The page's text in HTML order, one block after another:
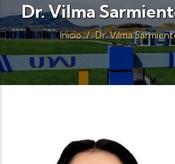
Dr. Vilma
Inicio / Dr. Vilma